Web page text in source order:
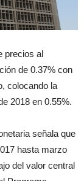
precios al
de 0.37% con
colocando la
2018 en 0.55%.
señala que
hasta marzo
del valor central